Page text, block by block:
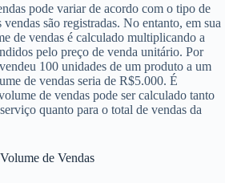
pode variar de acordo com o tipo de
são registradas. No entanto, em sua
de vendas é calculado multiplicando a
pelo preço de venda unitário. Por
100 unidades de um produto a um
de vendas seria de R$5.000. É
de vendas pode ser calculado tanto
quanto para o total de vendas da
de Vendas